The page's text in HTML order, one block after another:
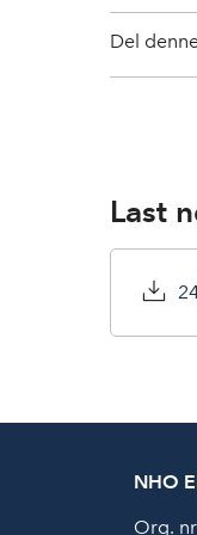
Del
Last
NHO
Org.